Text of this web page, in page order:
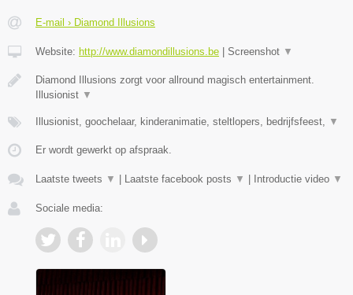
E-mail › Diamond Illusions
Website: http://www.diamondillusions.be | Screenshot ▼
Diamond Illusions zorgt voor allround magisch entertainment.
Illusionist ▼
Illusionist, goochelaar, kinderanimatie, steltlopers, bedrijfsfeest, ▼
Er wordt gewerkt op afspraak.
Laatste tweets ▼ | Laatste facebook posts ▼ | Introductie video ▼
Sociale media: